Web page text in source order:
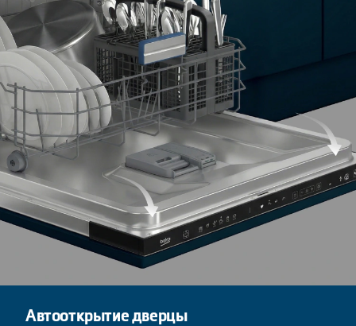
Автооткрытие дверцы